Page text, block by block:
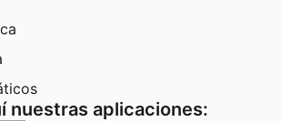
nuestras aplicaciones: